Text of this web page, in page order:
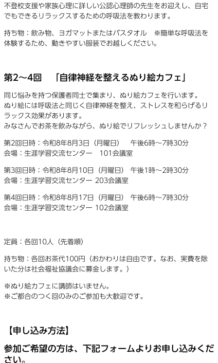
不登校支援や家族心理に詳しい公認心理師の先生をお迎えし、自宅
でもできるリラックスするための呼吸法を教わります。
持ち物：飲み物、ヨガマットまたはバスタオル ※簡単な呼吸法を
体験するため、動きやすい服装でお越しください。
第2〜4回 「自律神経を整えるぬり絵カフェ」
同じ悩みを持つ保護者同士で集まり、ぬり絵カフェを行います。
ぬり絵には呼吸法と同じく自律神経を整え、ストレスを和らげるリ
ラックス効果があります。
みなさんでお茶を飲みながら、ぬり絵でリフレッシュしませんか？
第2回日時：令和8年8月3日（月曜日） 午後6時〜7時30分
会場：生涯学習交流センター 101会議室
第3回日時：令和8年8月10日（月曜日） 午後1時〜2時30分
会場：生涯学習交流センター 203会議室
第4回日時：令和8年8月17日（月曜日） 午後6時〜7時30分
会場：生涯学習交流センター 102会議室
定員：各回10人（先着順）
持ち物：各回お茶代100円（おかわりは自由です。なお、実費を除
いた分は社会福祉協議会に募金します。）
※ぬり絵カフェに講師はいません。
※ご都合のつく回のみのご参加も大歓迎です。
【申し込み方法】
参加ご希望の方は、下記フォームよりお申し込みくだ
さい。